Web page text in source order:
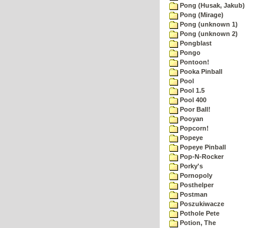
Pong (Husak, Jakub)
Pong (Mirage)
Pong (unknown 1)
Pong (unknown 2)
Pongblast
Pongo
Pontoon!
Pooka Pinball
Pool
Pool 1.5
Pool 400
Poor Ball!
Pooyan
Popcorn!
Popeye
Popeye Pinball
Pop-N-Rocker
Porky's
Pornopoly
Posthelper
Postman
Poszukiwacze
Pothole Pete
Potion, The